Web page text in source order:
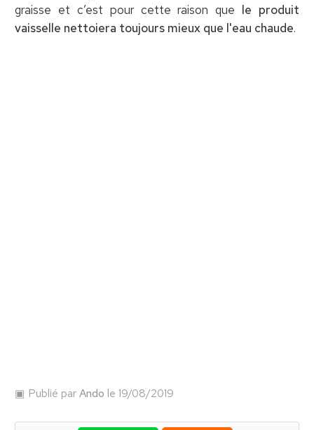
graisse et c’est pour cette raison que le produit
vaisselle nettoiera toujours mieux que l'eau chaude.
Publié parAndo le 19/08/2019